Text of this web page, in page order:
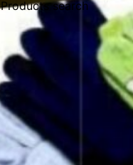
Products search